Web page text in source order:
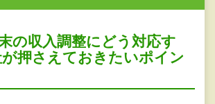
の収入調整にどう対応す
押さえておきたいポイン